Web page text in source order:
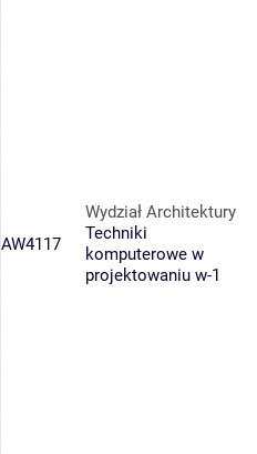
AW4117
Wydział Architektury
Techniki
komputerowe w
projektowaniu w-1